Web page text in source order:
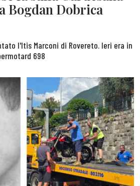
Bogdan Dobrica
l'Itis Marconi di Rovereto. Ieri era in
698